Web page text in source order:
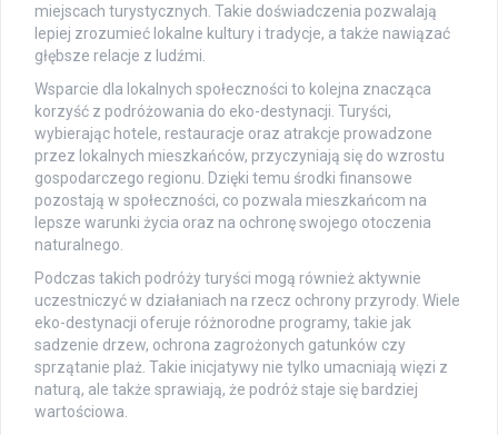
miejscach turystycznych. Takie doświadczenia pozwalają
lepiej zrozumieć lokalne kultury i tradycje, a także nawiązać
głębsze relacje z ludźmi.
Wsparcie dla lokalnych społeczności to kolejna znacząca
korzyść z podróżowania do eko-destynacji. Turyści,
wybierając hotele, restauracje oraz atrakcje prowadzone
przez lokalnych mieszkańców, przyczyniają się do wzrostu
gospodarczego regionu. Dzięki temu środki finansowe
pozostają w społeczności, co pozwala mieszkańcom na
lepsze warunki życia oraz na ochronę swojego otoczenia
naturalnego.
Podczas takich podróży turyści mogą również aktywnie
uczestniczyć w działaniach na rzecz ochrony przyrody. Wiele
eko-destynacji oferuje różnorodne programy, takie jak
sadzenie drzew, ochrona zagrożonych gatunków czy
sprzątanie plaż. Takie inicjatywy nie tylko umacniają więzi z
naturą, ale także sprawiają, że podróż staje się bardziej
wartościowa.